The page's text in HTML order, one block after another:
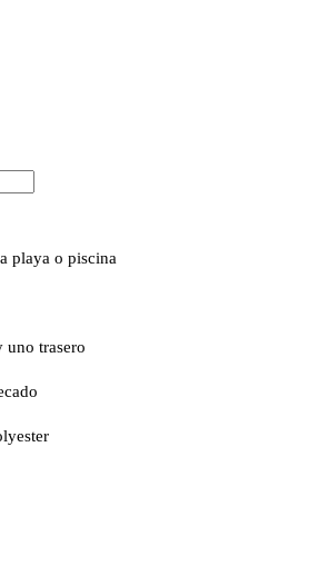
playa o piscina
uno trasero